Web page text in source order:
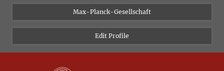
Vimeo
Newsletter
Max-Planck-Gesellschaft
Edit Profile